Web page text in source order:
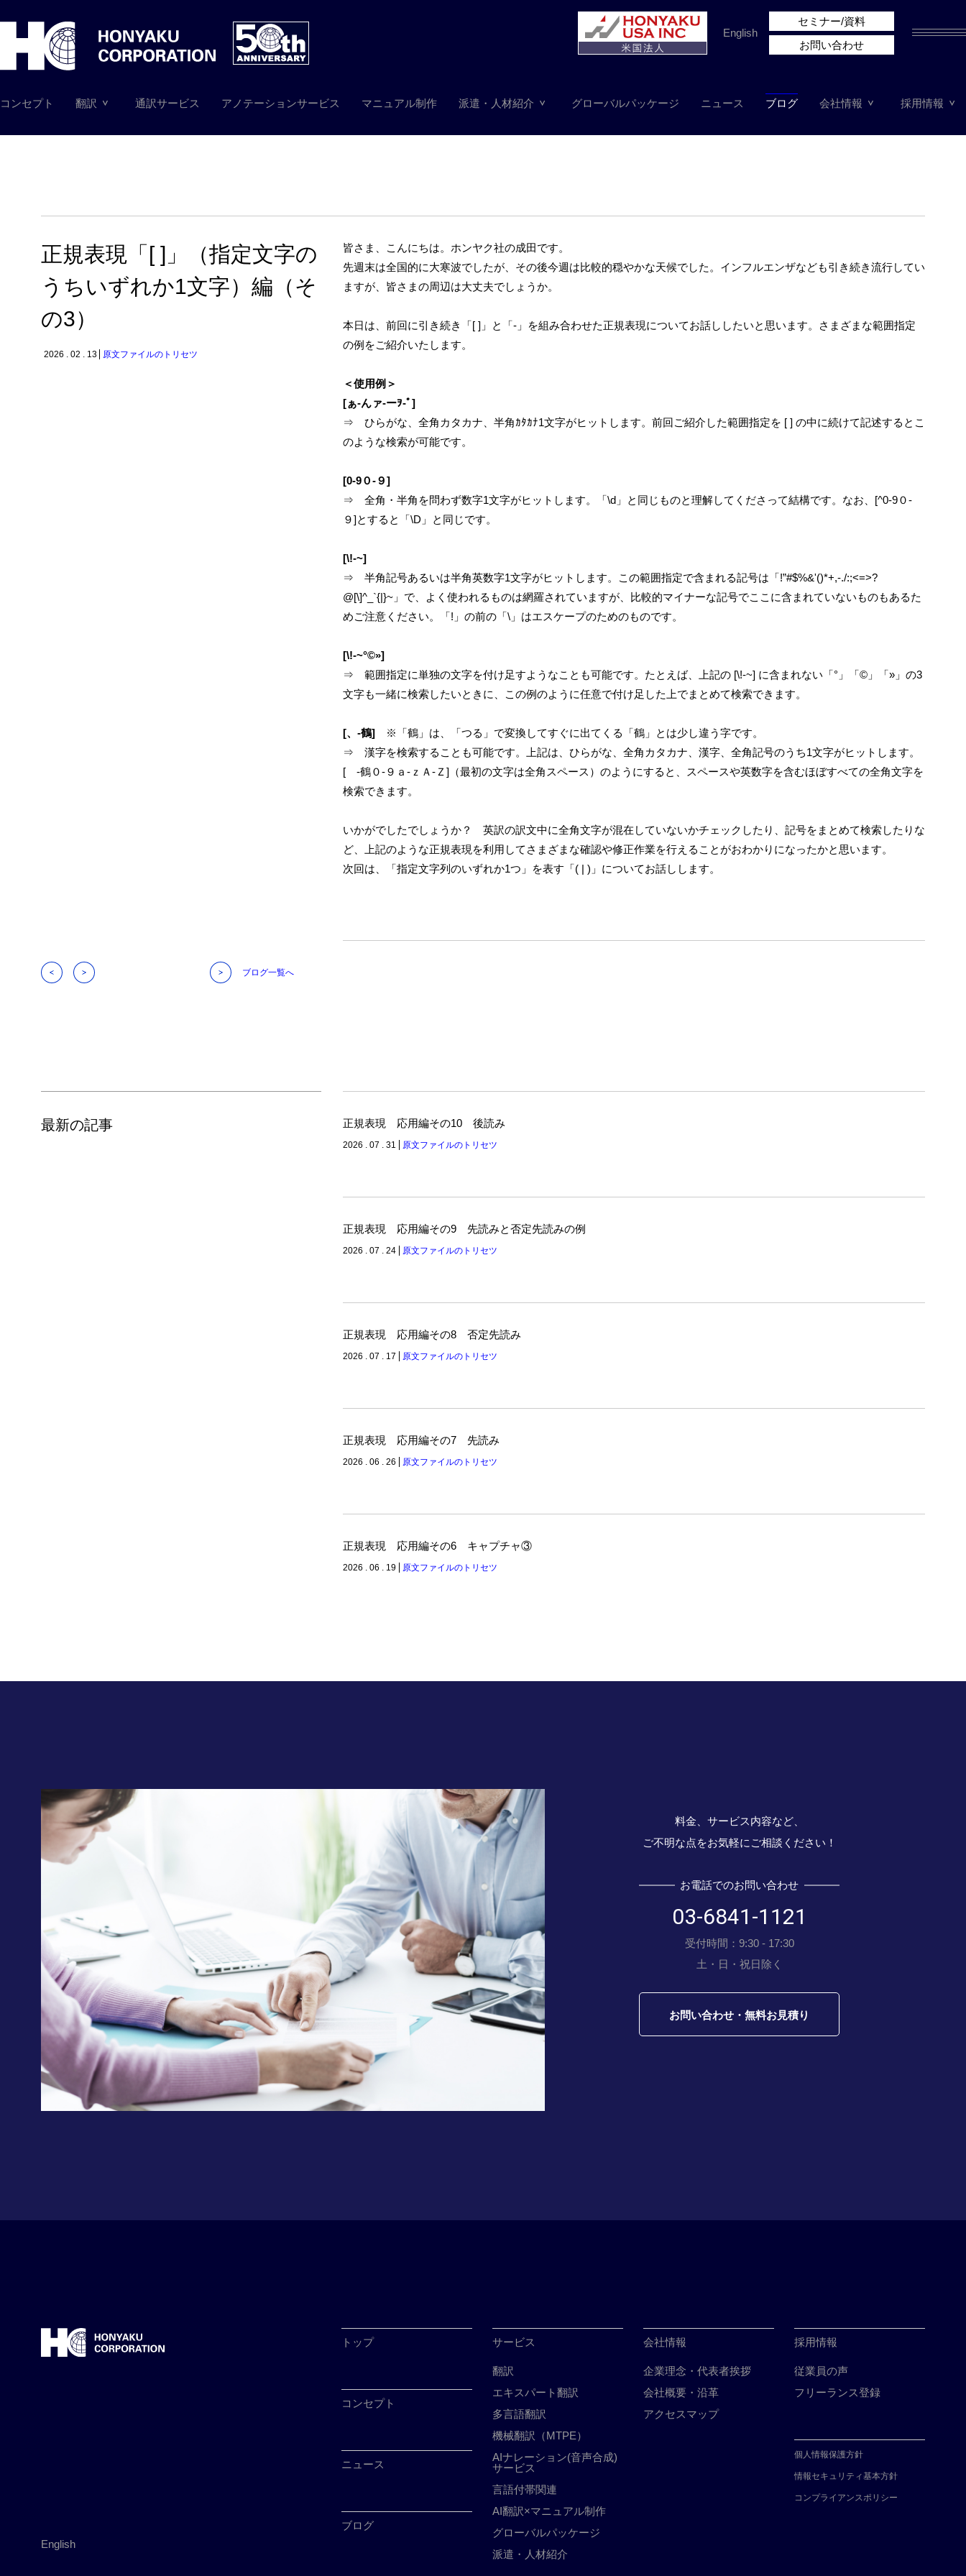
コンセプト 翻訳 通訳サービス アノテーションサービス マニュアル制作 派遣・人材紹介 グローバルパッケージ ニュース ブログ 会社情報 採用情報
English
セミナー/資料
お問い合わせ
正規表現「[ ]」（指定文字の
うちいずれか1文字）編（そ
の3）
2026 . 02 . 13 原文ファイルのトリセツ
皆さま、こんにちは。ホンヤク社の成田です。
先週末は全国的に大寒波でしたが、その後今週は比較的穏やかな天候でした。インフルエンザなども引き続き流行してい
ますが、皆さまの周辺は大丈夫でしょうか。
本日は、前回に引き続き「[ ]」と「-」を組み合わせた正規表現についてお話ししたいと思います。さまざまな範囲指定
の例をご紹介いたします。
＜使用例＞
[ぁ-んァ-ーｦ-ﾟ]
⇒ ひらがな、全角カタカナ、半角ｶﾀｶﾅ1文字がヒットします。前回ご紹介した範囲指定を [ ] の中に続けて記述するとこ
のような検索が可能です。
[0-9０-９]
⇒ 全角・半角を問わず数字1文字がヒットします。「\d」と同じものと理解してくださって結構です。なお、[^0-9０-
９]とすると「\D」と同じです。
[\!-~]
⇒ 半角記号あるいは半角英数字1文字がヒットします。この範囲指定で含まれる記号は「!”#$%&'()*+,-./:;<=>?
@[\]^_`{|}~」で、よく使われるものは網羅されていますが、比較的マイナーな記号でここに含まれていないものもあるた
めご注意ください。「!」の前の「\」はエスケープのためのものです。
[\!-~°©»]
⇒ 範囲指定に単独の文字を付け足すようなことも可能です。たとえば、上記の [\!-~] に含まれない「°」「©」「»」の3
文字も一緒に検索したいときに、この例のように任意で付け足した上でまとめて検索できます。
[、-鶴] ※「鶴」は、「つる」で変換してすぐに出てくる「鶴」とは少し違う字です。
⇒ 漢字を検索することも可能です。上記は、ひらがな、全角カタカナ、漢字、全角記号のうち1文字がヒットします。
[ -鶴０-９ａ-ｚＡ-Ｚ]（最初の文字は全角スペース）のようにすると、スペースや英数字を含むほぼすべての全角文字を
検索できます。
いかがでしたでしょうか？ 英訳の訳文中に全角文字が混在していないかチェックしたり、記号をまとめて検索したりな
ど、上記のような正規表現を利用してさまざまな確認や修正作業を行えることがおわかりになったかと思います。
次回は、「指定文字列のいずれか1つ」を表す「( | )」についてお話しします。
ブログ一覧へ
最新の記事 正規表現 応用編その10 後読み
2026 . 07 . 31 原文ファイルのトリセツ
正規表現 応用編その9 先読みと否定先読みの例
2026 . 07 . 24 原文ファイルのトリセツ
正規表現 応用編その8 否定先読み
2026 . 07 . 17 原文ファイルのトリセツ
正規表現 応用編その7 先読み
2026 . 06 . 26 原文ファイルのトリセツ
正規表現 応用編その6 キャプチャ③
2026 . 06 . 19 原文ファイルのトリセツ
料金、サービス内容など、
ご不明な点をお気軽にご相談ください！
お電話でのお問い合わせ
03-6841-1121
受付時間：9:30 - 17:30
土・日・祝日除く
お問い合わせ・無料お見積り
トップ
コンセプト
ニュース
ブログ
サービス
翻訳
エキスパート翻訳
多言語翻訳
機械翻訳（MTPE）
AIナレーション(音声合成)
サービス
言語付帯関連
AI翻訳×マニュアル制作
グローバルパッケージ
派遣・人材紹介
会社情報
企業理念・代表者挨拶
会社概要・沿革
アクセスマップ
採用情報
従業員の声
フリーランス登録
個人情報保護方針
情報セキュリティ基本方針
コンプライアンスポリシー
English